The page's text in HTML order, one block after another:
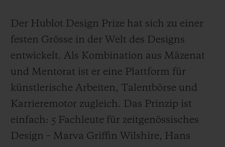
Der Hublot Design Prize hat sich zu einer
festen Grösse in der Welt des Designs
entwickelt. Als Kombination aus Mäzenat
und Mentorat ist er eine Plattform für
künstlerische Arbeiten, Talentbörse und
Karrieremotor zugleich. Das Prinzip ist
einfach: 5 Fachleute für zeitgenössisches
Design – Marva Griffin Wilshire, Hans